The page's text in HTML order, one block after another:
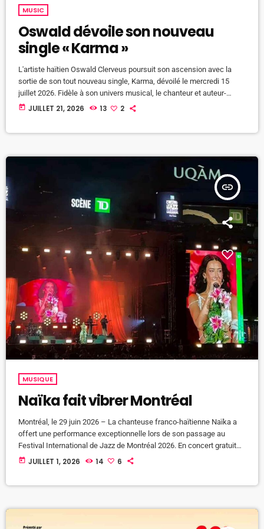
MUSIC
Oswald dévoile son nouveau
single « Karma »
L'artiste haïtien Oswald Clerveus poursuit son ascension avec la
sortie de son tout nouveau single, Karma, dévoilé le mercredi 15
juillet 2026. Fidèle à son univers musical, le chanteur et auteur-
compositeur propose une œuvre où se rencontrent le konpa, le zouk,
today JUILLET 21, 2026 13 2
insert_link
MUSIQUE
Naïka fait vibrer Montréal
Montréal, le 29 juin 2026 – La chanteuse franco-haïtienne Naïka a
offert une performance exceptionnelle lors de son passage au
Festival International de Jazz de Montréal 2026. En concert gratuit
sur la scène TD de la Place des Festivals, l'artiste a conquis des
today JUILLET 1, 2026 14 6